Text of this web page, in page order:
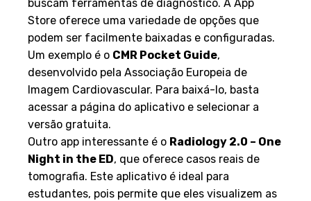
buscam ferramentas de diagnóstico. A App
Store oferece uma variedade de opções que
podem ser facilmente baixadas e configuradas.
Um exemplo é o CMR Pocket Guide,
desenvolvido pela Associação Europeia de
Imagem Cardiovascular. Para baixá-lo, basta
acessar a página do aplicativo e selecionar a
versão gratuita.
Outro app interessante é o Radiology 2.0 – One
Night in the ED, que oferece casos reais de
tomografia. Este aplicativo é ideal para
estudantes, pois permite que eles visualizem as